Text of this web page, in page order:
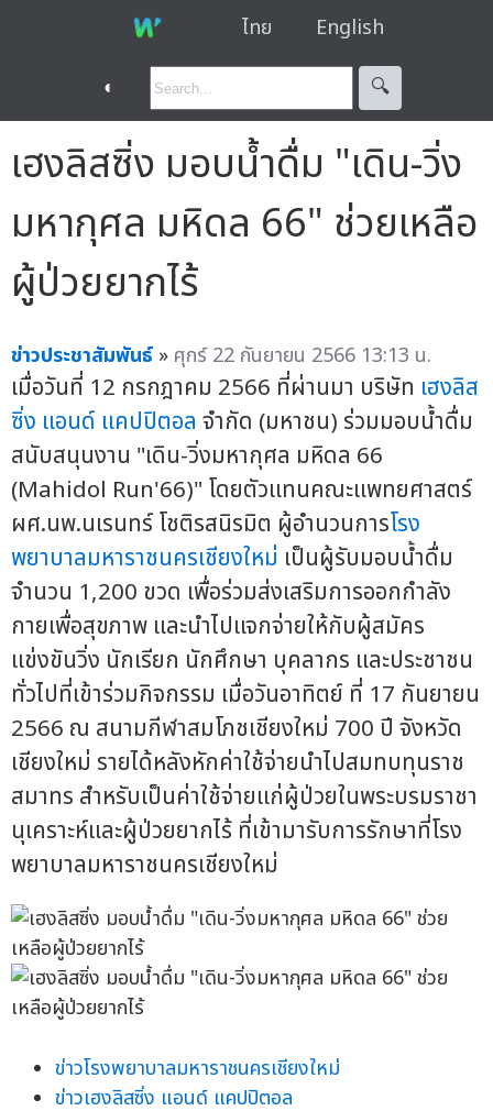
ไทย English
◐ 🔍︎
เฮงลิสซิ่ง มอบน้ำดื่ม "เดิน-วิ่ง
มหากุศล มหิดล 66" ช่วยเหลือ
ผู้ป่วยยากไร้
ข่าวประชาสัมพันธ์ » ศุกร์ 22 กันยายน 2566 13:13 น.
เมื่อวันที่ 12 กรกฎาคม 2566 ที่ผ่านมา บริษัท เฮงลิส
ซิ่ง แอนด์ แคปปิตอล จำกัด (มหาชน) ร่วมมอบน้ำดื่ม
สนับสนุนงาน "เดิน-วิ่งมหากุศล มหิดล 66
(Mahidol Run'66)" โดยตัวแทนคณะแพทยศาสตร์
ผศ.นพ.นเรนทร์ โชติรสนิรมิต ผู้อำนวนการโรง
พยาบาลมหาราชนครเชียงใหม่ เป็นผู้รับมอบน้ำดื่ม
จำนวน 1,200 ขวด เพื่อร่วมส่งเสริมการออกกำลัง
กายเพื่อสุขภาพ และนำไปแจกจ่ายให้กับผู้สมัคร
แข่งขันวิ่ง นักเรียก นักศึกษา บุคลากร และประชาชน
ทั่วไปที่เข้าร่วมกิจกรรม เมื่อวันอาทิตย์ ที่ 17 กันยายน
2566 ณ สนามกีฬาสมโภชเชียงใหม่ 700 ปี จังหวัด
เชียงใหม่ รายได้หลังหักค่าใช้จ่ายนำไปสมทบทุนราช
สมาทร สำหรับเป็นค่าใช้จ่ายแก่ผู้ป่วยในพระบรมราชา
นุเคราะห์และผู้ป่วยยากไร้ ที่เข้ามารับการรักษาที่โรง
พยาบาลมหาราชนครเชียงใหม่
ข่าวโรงพยาบาลมหาราชนครเชียงใหม่
ข่าวเฮงลิสซิ่ง แอนด์ แคปปิตอล